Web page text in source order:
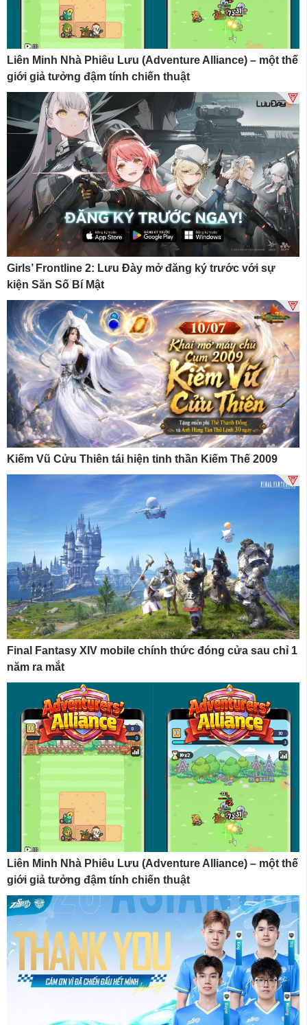
Liên Minh Nhà Phiêu Lưu (Adventure Alliance) – một thế
giới giả tưởng đậm tính chiến thuật
Girls’ Frontline 2: Lưu Đày mở đăng ký trước với sự
kiện Săn Số Bí Mật
Kiếm Vũ Cửu Thiên tái hiện tinh thần Kiếm Thế 2009
Final Fantasy XIV mobile chính thức đóng cửa sau chỉ 1
năm ra mắt
Liên Minh Nhà Phiêu Lưu (Adventure Alliance) – một thế
giới giả tưởng đậm tính chiến thuật